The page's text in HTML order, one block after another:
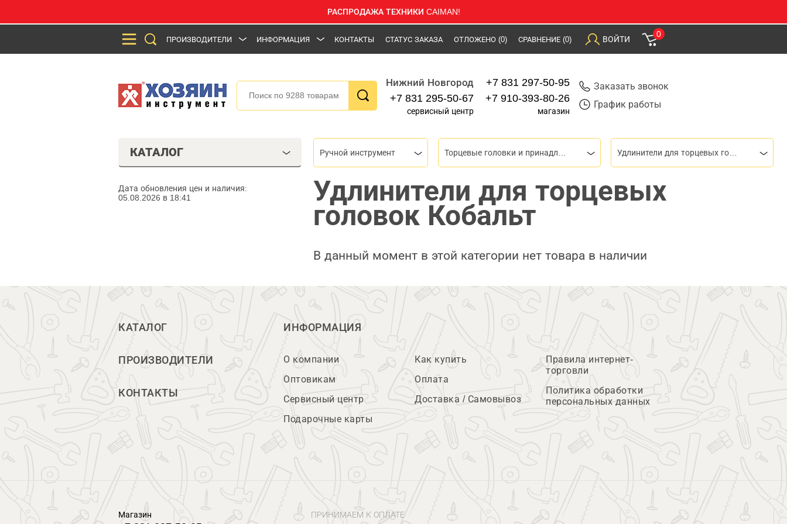
РАСПРОДАЖА ТЕХНИКИ CAIMAN!
ПРОИЗВОДИТЕЛИ ИНФОРМАЦИЯ КОНТАКТЫ СТАТУС ЗАКАЗА ОТЛОЖЕНО (0) СРАВНЕНИЕ (0) ВОЙТИ
0
Нижний Новгород
+7 831 295-50-67
сервисный центр
+7 831 297-50-95
+7 910-393-80-26
магазин
Заказать звонок
График работы
КАТАЛОГ
Дата обновления цен и наличия:
05.08.2026 в 18:41
Ручной инструмент
Удлинители для торцевых
головок Кобальт
В данный момент в этой категории нет товара в наличии
КАТАЛОГ
ПРОИЗВОДИТЕЛИ
КОНТАКТЫ
ИНФОРМАЦИЯ
О компании
Оптовикам
Сервисный центр
Подарочные карты
Как купить
Оплата
Доставка / Самовывоз
Правила интернет-
торговли
Политика обработки
персональных данных
Магазин ПРИНИМАЕМ К ОПЛАТЕ